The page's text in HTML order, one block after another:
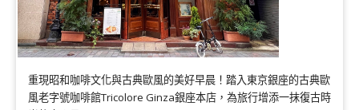
重現昭和咖啡文化與古典歐風的美好早晨！踏入東京銀座的古典歐
風老字號咖啡館Tricolore Ginza銀座本店，為旅行增添一抹復古時